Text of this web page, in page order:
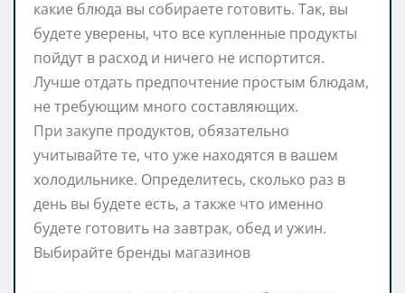
какие блюда вы собираете готовить. Так, вы
будете уверены, что все купленные продукты
пойдут в расход и ничего не испортится.
Лучше отдать предпочтение простым блюдам,
не требующим много составляющих.
При закупе продуктов, обязательно
учитывайте те, что уже находятся в вашем
холодильнике. Определитесь, сколько раз в
день вы будете есть, а также что именно
будете готовить на завтрак, обед и ужин.
Выбирайте бренды магазинов